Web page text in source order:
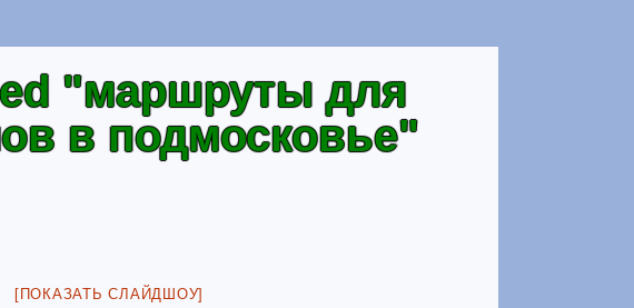
"маршруты для
в подмосковье"
[ПОКАЗАТЬ СЛАЙДШОУ]